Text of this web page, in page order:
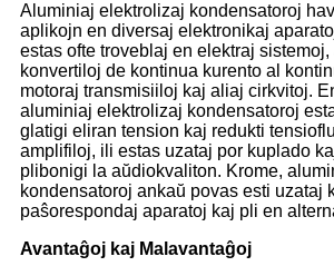
Aluminiaj elektrolizaj kondensatoroj
aplikojn en diversaj elektronikaj
estas ofte troveblaj en elektraj
konvertiloj de kontinua kurento al
motoraj transmisiiloj kaj aliaj cirkvitoj.
aluminiaj elektrolizaj kondensatoroj
glatigi eliran tension kaj redukti
amplifiloj, ili estas uzataj por kuplado
plibonigi la aŭdiokvaliton. Krome,
kondensatoroj ankaŭ povas esti uzataj
paŝorespondaj aparatoj kaj pli en
Avantaĝoj kaj Malavantaĝoj